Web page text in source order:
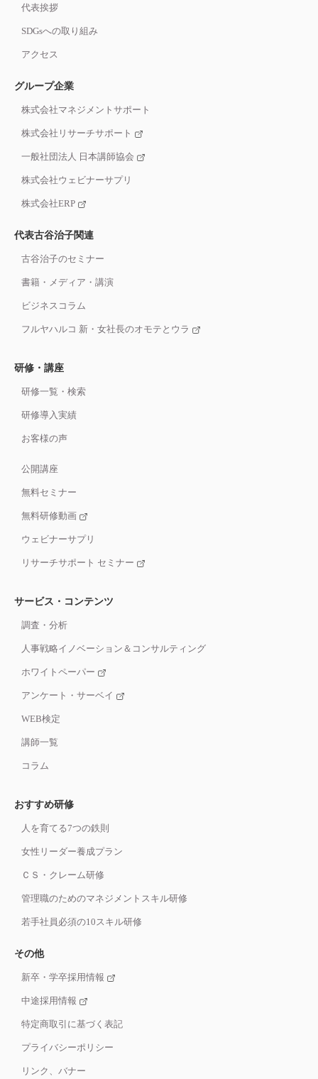
代表挨拶
SDGsへの取り組み
アクセス
グループ企業
株式会社マネジメントサポート
株式会社リサーチサポート
一般社団法人 日本講師協会
株式会社ウェビナーサプリ
株式会社ERP
代表古谷治子関連
古谷治子のセミナー
書籍・メディア・講演
ビジネスコラム
フルヤハルコ 新・女社長のオモテとウラ
研修・講座
研修一覧・検索
研修導入実績
お客様の声
公開講座
無料セミナー
無料研修動画
ウェビナーサプリ
リサーチサポート セミナー
サービス・コンテンツ
調査・分析
人事戦略イノベーション＆コンサルティング
ホワイトペーパー
アンケート・サーベイ
WEB検定
講師一覧
コラム
おすすめ研修
人を育てる7つの鉄則
女性リーダー養成プラン
ＣＳ・クレーム研修
管理職のためのマネジメントスキル研修
若手社員必須の10スキル研修
その他
新卒・学卒採用情報
中途採用情報
特定商取引に基づく表記
プライバシーポリシー
リンク、バナー